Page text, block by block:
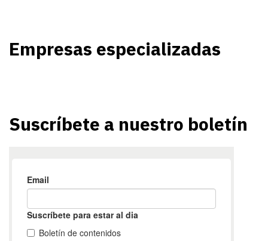
Empresas especializadas
Suscríbete a nuestro boletín